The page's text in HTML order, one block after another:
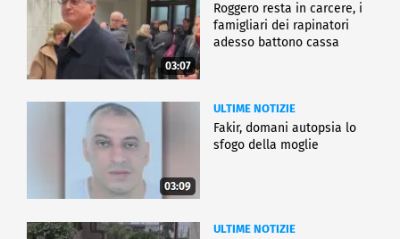
03:07
Roggero resta in carcere, i
famigliari dei rapinatori
adesso battono cassa
03:09
ULTIME NOTIZIE
Fakir, domani autopsia lo
sfogo della moglie
ULTIME NOTIZIE